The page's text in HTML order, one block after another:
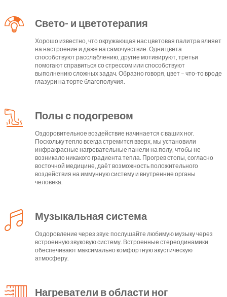
Свето- и цветотерапия
Хорошо известно, что окружающая нас цветовая палитра влияет
на настроение и даже на самочувствие. Одни цвета
способствуют расслаблению, другие мотивируют, третьи
помогают справиться со стрессом или способствуют
выполнению сложных задач. Образно говоря, цвет – что-то вроде
глазури на торте благополучия.
Полы с подогревом
Оздоровительное воздействие начинается с ваших ног.
Поскольку тепло всегда стремится вверх, мы установили
инфракрасные нагревательные панели на полу, чтобы не
возникало никакого градиента тепла. Прогрев стопы, согласно
восточной медицине, даёт возможность положительного
воздействия на иммунную систему и внутренние органы
человека.
Музыкальная система
Оздоровление через звук: послушайте любимую музыку через
встроенную звуковую систему. Встроенные стереодинамики
обеспечивают максимально комфортную акустическую
атмосферу.
Нагреватели в области ног